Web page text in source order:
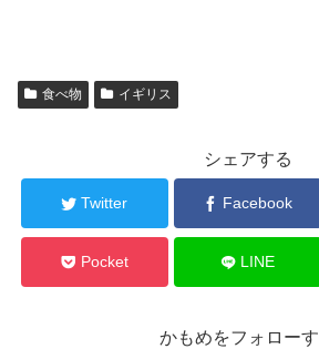
食べ物 イギリス
シェアする
Twitter Facebook
Pocket LINE
かもめをフォロー